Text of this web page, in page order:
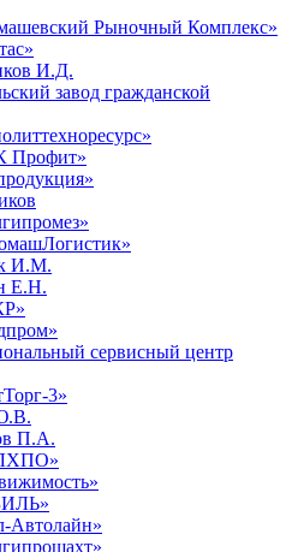
Рыночный Комплекс»
И.Д.
завод гражданской
И.М.
Е.Н.
сервисный центр
3»
П.А.